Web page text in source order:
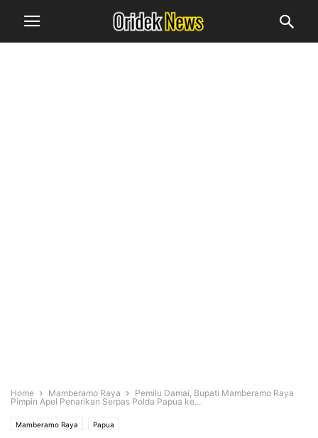
Home Mamberamo Raya
Pemilu Damai, Bupati Mamberamo Raya
Pimpin Apel Penarikan Serpas Polda Papua ke...
Mamberamo Raya Papua